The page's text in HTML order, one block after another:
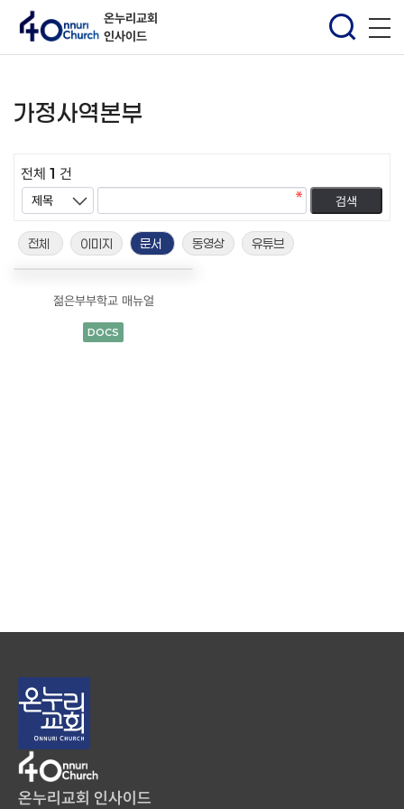
온누리교회
인사이드
가정사역본부
전체 1 건
전체 이미지 문서 동영상 유튜브
젊은부부학교 매뉴얼
DOCS
온누리교회 인사이드